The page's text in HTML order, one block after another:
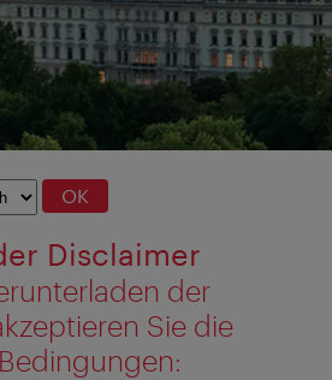
OK
Disclaimer
der
Sie die